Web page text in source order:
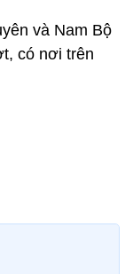
và Nam Bộ
có nơi trên